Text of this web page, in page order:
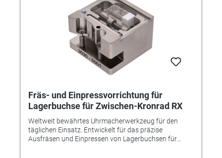
Fräs- und Einpressvorrichtung für
Lagerbuchse für Zwischen-Kronrad RX
Weltweit bewährtes Uhrmacherwerkzeug für den
täglichen Einsatz. Entwickelt für das präzise
Ausfräsen und Einpressen von Lagerbuchsen für